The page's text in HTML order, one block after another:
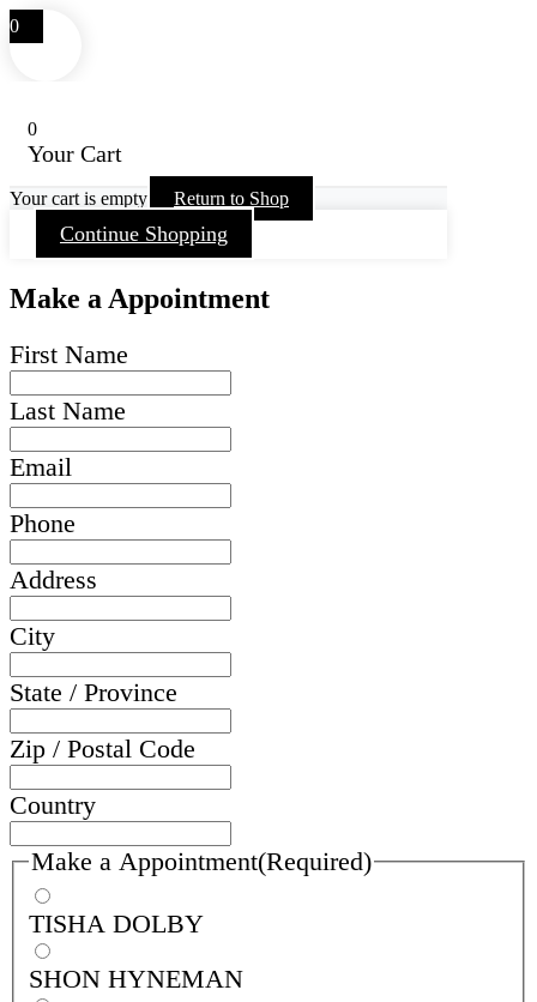
0
0
Your Cart
Your cart is empty Return to Shop
Continue Shopping
Make a Appointment
First Name
Last Name
Email
Phone
Address
City
State / Province
Zip / Postal Code
Country
Make a Appointment(Required)
TISHA DOLBY
SHON HYNEMAN